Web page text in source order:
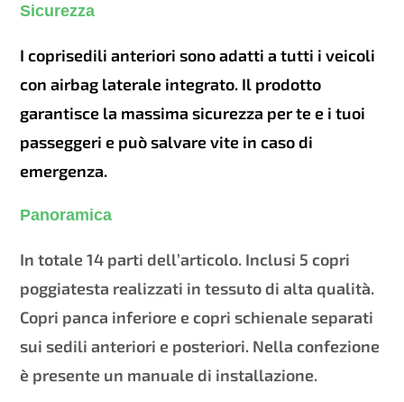
Sicurezza
I coprisedili anteriori sono adatti a tutti i veicoli
con airbag laterale integrato. Il prodotto
garantisce la massima sicurezza per te e i tuoi
passeggeri e può salvare vite in caso di
emergenza.
Panoramica
In totale 14 parti dell’articolo. Inclusi 5 copri
poggiatesta realizzati in tessuto di alta qualità.
Copri panca inferiore e copri schienale separati
sui sedili anteriori e posteriori. Nella confezione
è presente un manuale di installazione.